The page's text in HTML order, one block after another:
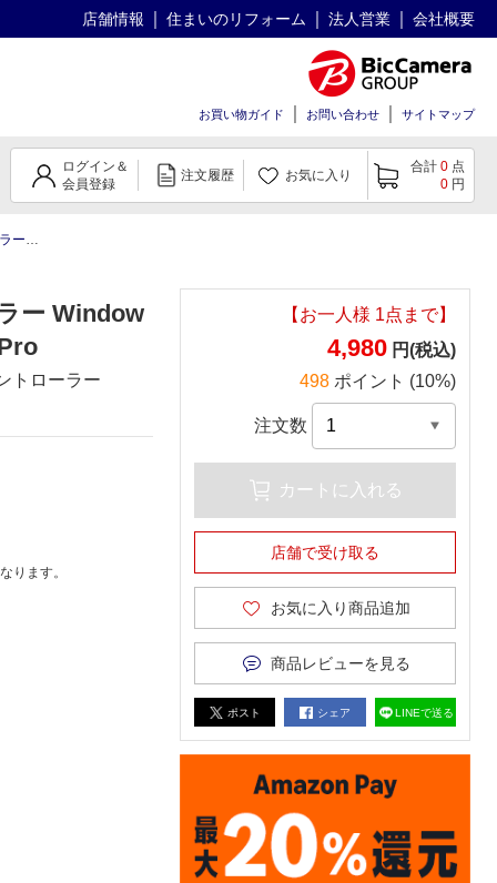
店舗情報 住まいのリフォーム 法人営業 会社概要
お買い物ガイド お問い合わせ サイトマップ
ログイン＆
会員登録
注文履歴 お気に入り
合計 0 点
0 円
対応
ー Window
トローラー
ります。
【お一人様 1点まで】
4,980 円(税込)
498 ポイント (10%)
注文数
カートに入れる
店舗で受け取る
お気に入り商品追加
商品レビューを見る
ポスト シェア LINEで送る